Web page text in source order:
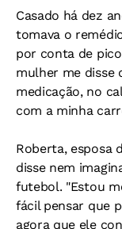
Casado há dez
tomava o
por conta de
mulher me disse
medicação, no
com a minha
Roberta, esposa
disse nem
futebol. "Estou
fácil pensar que
agora que ele